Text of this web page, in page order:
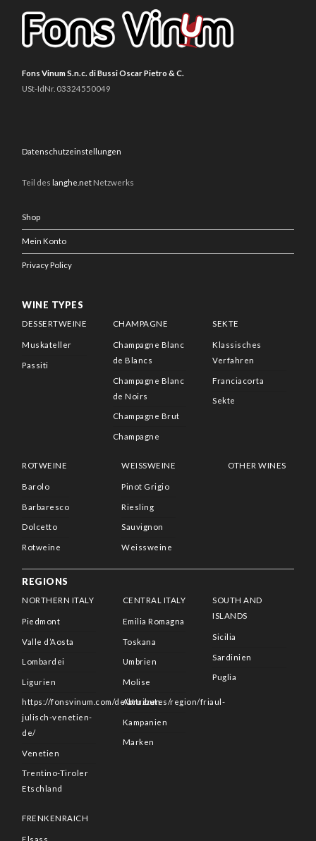
Fons Vinum S.n.c. di Bussi Oscar Pietro & C.
USt-IdNr. 03324550049
Datenschutzeinstellungen
Teil deslanghe.net Netzwerks
Shop
Mein Konto
Privacy Policy
WINE TYPES
DESSERTWEINE
Muskateller
Passiti
CHAMPAGNE
Champagne Blanc
de Blancs
Champagne Blanc
de Noirs
Champagne Brut
Champagne
SEKTE
Klassisches
Verfahren
Franciacorta
Sekte
ROTWEINE
Barolo
Barbaresco
Dolcetto
Rotweine
WEISSWEINE
Pinot Grigio
Riesling
Sauvignon
Weissweine
OTHER WINES
REGIONS
NORTHERN ITALY
Piedmont
Valle d’Aosta
Lombardei
Ligurien
https://fonsvinum.com/de/attributes/region/friaul-
julisch-venetien-
de/
Venetien
Trentino-Tiroler
Etschland
CENTRAL ITALY
Emilia Romagna
Toskana
Umbrien
Molise
Abruzzen
Kampanien
Marken
SOUTH AND
ISLANDS
Sicilia
Sardinien
Puglia
FRENKENRAICH